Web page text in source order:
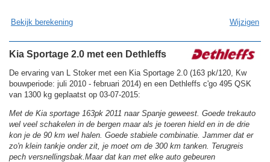
Bekijk berekening Wijzigen
Kia Sportage 2.0 met een Dethleffs
De ervaring van L Stoker met een Kia Sportage 2.0 (163 pk/120, Kw
bouwperiode: juli 2010 - februari 2014) en een Dethleffs c'go 495 QSK
van 1300 kg geplaatst op 03-07-2015:
Met de Kia sportage 163pk 2011 naar Spanje geweest. Goede trekauto
wel veel schakelen in de bergen maar als je toeren hield en in de drie
kon je de 90 km wel halen. Goede stabiele combinatie. Jammer dat er
zo'n klein tankje onder zit, je moet om de 300 km tanken. Terugreis
pech versnellingsbak.Maar dat kan met elke auto gebeuren